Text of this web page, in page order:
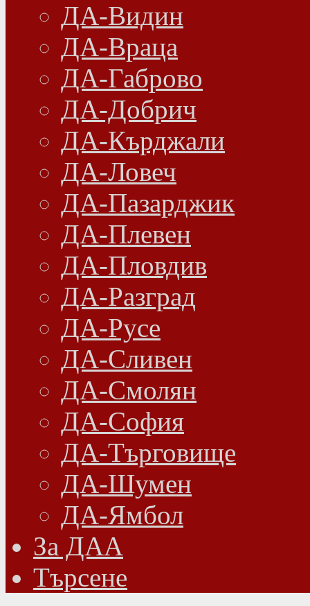
ДА-Видин
ДА-Враца
ДА-Габрово
ДА-Добрич
ДА-Кърджали
ДА-Ловеч
ДА-Пазарджик
ДА-Плевен
ДА-Пловдив
ДА-Разград
ДА-Русе
ДА-Сливен
ДА-Смолян
ДА-София
ДА-Търговище
ДА-Шумен
ДА-Ямбол
Зa ДАА
Търсене